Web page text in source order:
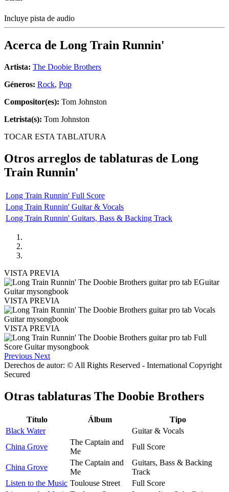
Incluye pista de audio
Acerca de Long Train Runnin'
Artista: The Doobie Brothers
Géneros: Rock, Pop
Compositor(es): Tom Johnston
Letrista(s): Tom Johnston
TOCAR ESTA TABLATURA
Otros arreglos de tablaturas de Long
Train Runnin'
Long Train Runnin' Full Score
Long Train Runnin' Guitar & Vocals
Long Train Runnin' Guitars, Bass & Backing Track
VISTA PREVIA
VISTA PREVIA
VISTA PREVIA
Previous Next
Derechos de autor: © All Rights Reserved - International Copyright
Secured
Otras tablaturas The Doobie Brothers
Título Álbum
Tipo
Black Water
Guitar & Vocals
China Grove
The Captain and
Me
Full Score
China Grove
The Captain and
Me
Guitars, Bass & Backing
Track
Listen to the Music Toulouse Street
Full Score